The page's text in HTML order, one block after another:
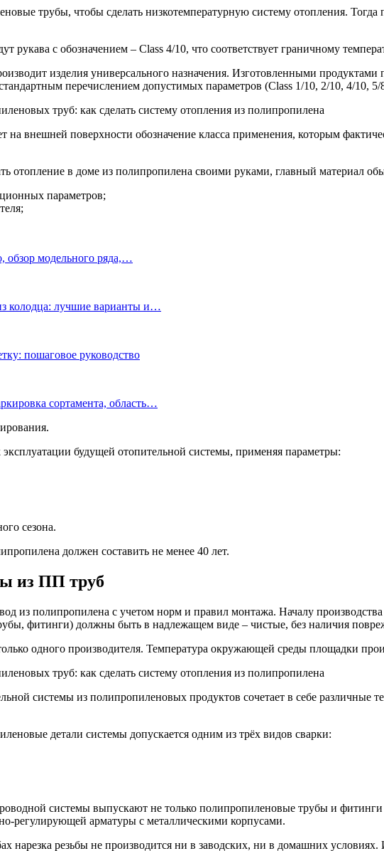
трубы, чтобы сделать низкотемпературную систему отопления.
рукава с обозначением – Class 4/10, что соответствует граничному
изделия универсального назначения. Изготовленными
перечислением допустимых параметров (Class 1/10, 2/10, 4/10, 5/
внешней поверхности обозначение класса применения, которым
отопление в доме из полипропилена своими руками, главный материал
параметров;
модельного ряда,…
колодца: лучшие варианты и…
пошаговое руководство
сортамента, область…
эксплуатации будущей отопительной системы, применяя параметры:
сезона.
должен составить не менее 40 лет.
из ПП труб
из полипропилена с учетом норм и правил монтажа. Началу
фитинги) должны быть в надлежащем виде – чистые, без наличия
одного производителя. Температура окружающей среды площадки
системы из полипропиленовых продуктов сочетает в себе
детали системы допускается одним из трёх видов сварки:
системы выпускают не только полипропиленовые трубы и
регулирующей арматуры с металлическими корпусами.
нарезка резьбы не производится ни в заводских, ни в домашних